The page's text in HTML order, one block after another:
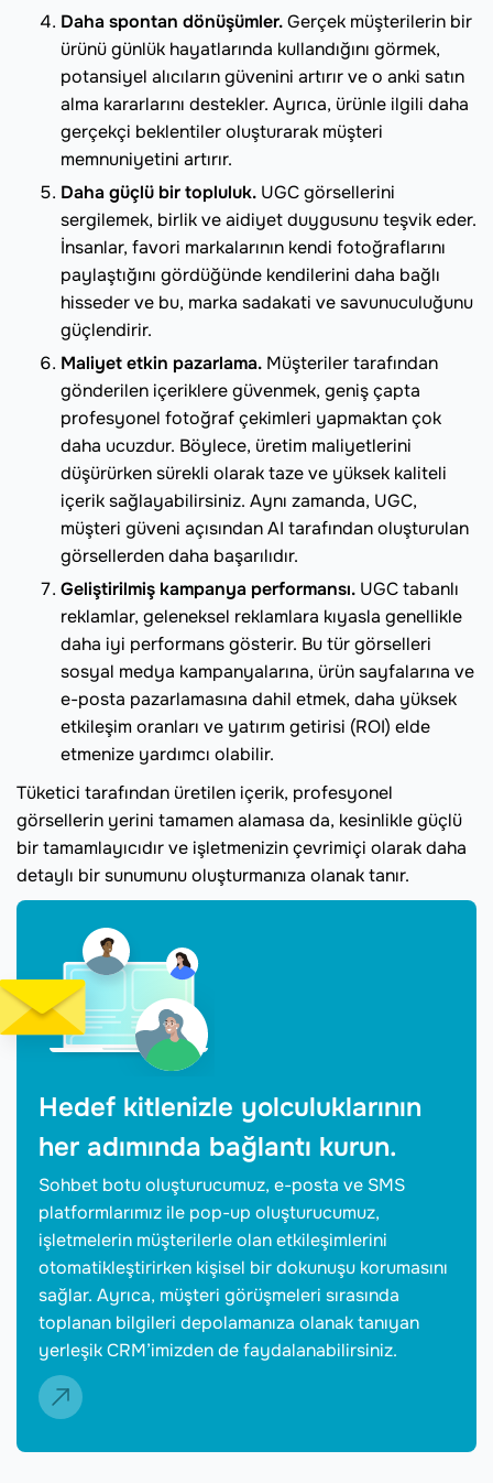
Daha spontan dönüşümler.Gerçek müşterilerin bir
ürünü günlük hayatlarında kullandığını görmek,
potansiyel alıcıların güvenini artırır ve o anki satın
alma kararlarını destekler. Ayrıca, ürünle ilgili daha
gerçekçi beklentiler oluşturarak müşteri
memnuniyetini artırır.
Daha güçlü bir topluluk. UGC görsellerini
sergilemek, birlik ve aidiyet duygusunu teşvik eder.
İnsanlar, favori markalarının kendi fotoğraflarını
paylaştığını gördüğünde kendilerini daha bağlı
hisseder ve bu, marka sadakati ve savunuculuğunu
güçlendirir.
Maliyet etkin pazarlama. Müşteriler tarafından
gönderilen içeriklere güvenmek, geniş çapta
profesyonel fotoğraf çekimleri yapmaktan çok
daha ucuzdur. Böylece, üretim maliyetlerini
düşürürken sürekli olarak taze ve yüksek kaliteli
içerik sağlayabilirsiniz. Aynı zamanda, UGC,
müşteri güveni açısından AI tarafından oluşturulan
görsellerden daha başarılıdır.
Geliştirilmiş kampanya performansı. UGC tabanlı
reklamlar, geleneksel reklamlara kıyasla genellikle
daha iyi performans gösterir. Bu tür görselleri
sosyal medya kampanyalarına, ürün sayfalarına ve
e-posta pazarlamasına dahil etmek, daha yüksek
etkileşim oranları ve yatırım getirisi (ROI) elde
etmenize yardımcı olabilir.
Tüketici tarafından üretilen içerik, profesyonel
görsellerin yerini tamamen alamasa da, kesinlikle güçlü
bir tamamlayıcıdır ve işletmenizin çevrimiçi olarak daha
detaylı bir sunumunu oluşturmanıza olanak tanır.
Hedef kitlenizle yolculuklarının
her adımında bağlantı kurun.
Sohbet botu oluşturucumuz, e-posta ve SMS
platformlarımız ile pop-up oluşturucumuz,
işletmelerin müşterilerle olan etkileşimlerini
otomatikleştirirken kişisel bir dokunuşu korumasını
sağlar. Ayrıca, müşteri görüşmeleri sırasında
toplanan bilgileri depolamanıza olanak tanıyan
yerleşik CRM’imizden de faydalanabilirsiniz.